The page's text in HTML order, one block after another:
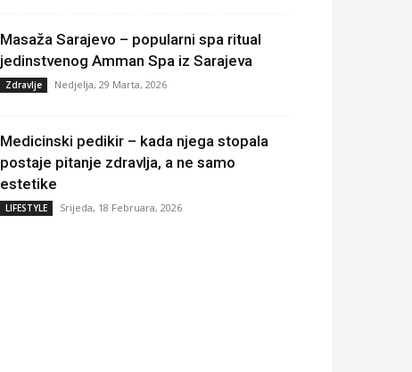
Masaža Sarajevo – popularni spa ritual
jedinstvenog Amman Spa iz Sarajeva
Zdravlje Nedjelja, 29 Marta, 2026
Medicinski pedikir – kada njega stopala
postaje pitanje zdravlja, a ne samo
estetike
LIFESTYLE Srijeda, 18 Februara, 2026